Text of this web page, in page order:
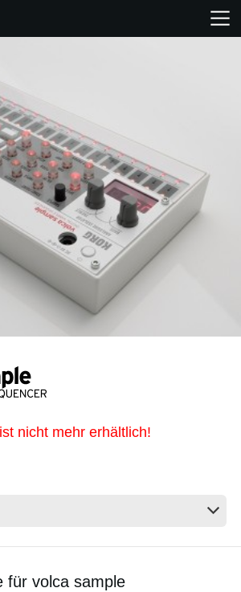
nicht mehr erhältlich!
für volca sample